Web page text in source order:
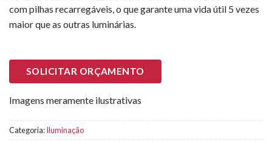
com pilhas recarregáveis, o que garante uma vida útil 5 vezes
maior que as outras luminárias.
SOLICITAR ORÇAMENTO
Imagens meramente ilustrativas
Categoria:Iluminação